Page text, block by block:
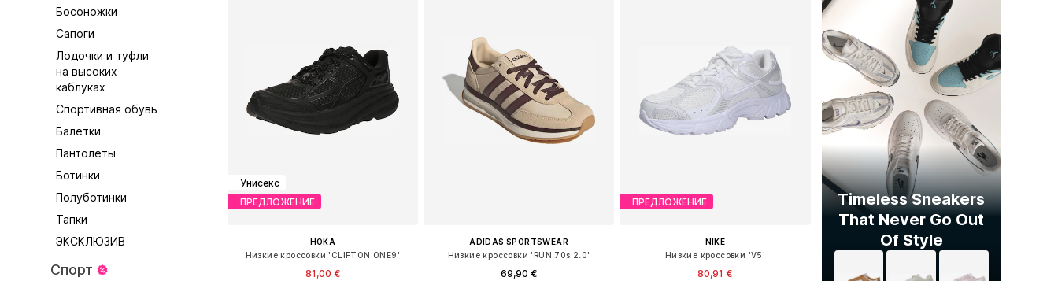
Босоножки
Сапоги
Лодочки и туфли
на высоких
каблуках
Спортивная обувь
Балетки
Пантолеты
Ботинки
Полуботинки
Тапки
ЭКСКЛЮЗИВ
Спорт
Унисекс
ПРЕДЛОЖЕНИЕ
HOKA
Низкие кроссовки 'CLIFTON ONE9'
81,00 €
ADIDAS SPORTSWEAR
Низкие кроссовки 'RUN 70s 2.0'
69,90 €
ПРЕДЛОЖЕНИЕ
NIKE
Низкие кроссовки 'V5'
80,91 €
Timeless Sneakers
That Never Go Out
Of Style